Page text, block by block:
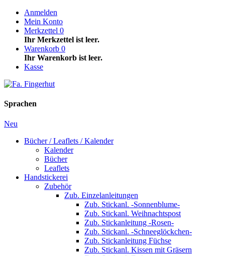
Anmelden
Mein Konto
Merkzettel 0
Ihr Merkzettel ist leer.
Warenkorb 0
Ihr Warenkorb ist leer.
Kasse
Sprachen
Neu
Bücher / Leaflets / Kalender
Kalender
Bücher
Leaflets
Handstickerei
Zubehör
Zub. Einzelanleitungen
Zub. Stickanl. -Sonnenblume-
Zub. Stickanl. Weihnachtspost
Zub. Stickanleitung -Rosen-
Zub. Stickanl. -Schneeglöckchen-
Zub. Stickanleitung Füchse
Zub. Stickanl. Kissen mit Gräsern